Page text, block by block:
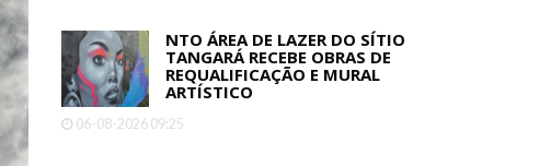
NTO ÁREA DE LAZER DO SÍTIO
TANGARÁ RECEBE OBRAS DE
REQUALIFICAÇÃO E MURAL
ARTÍSTICO
06-08-2026 09:25